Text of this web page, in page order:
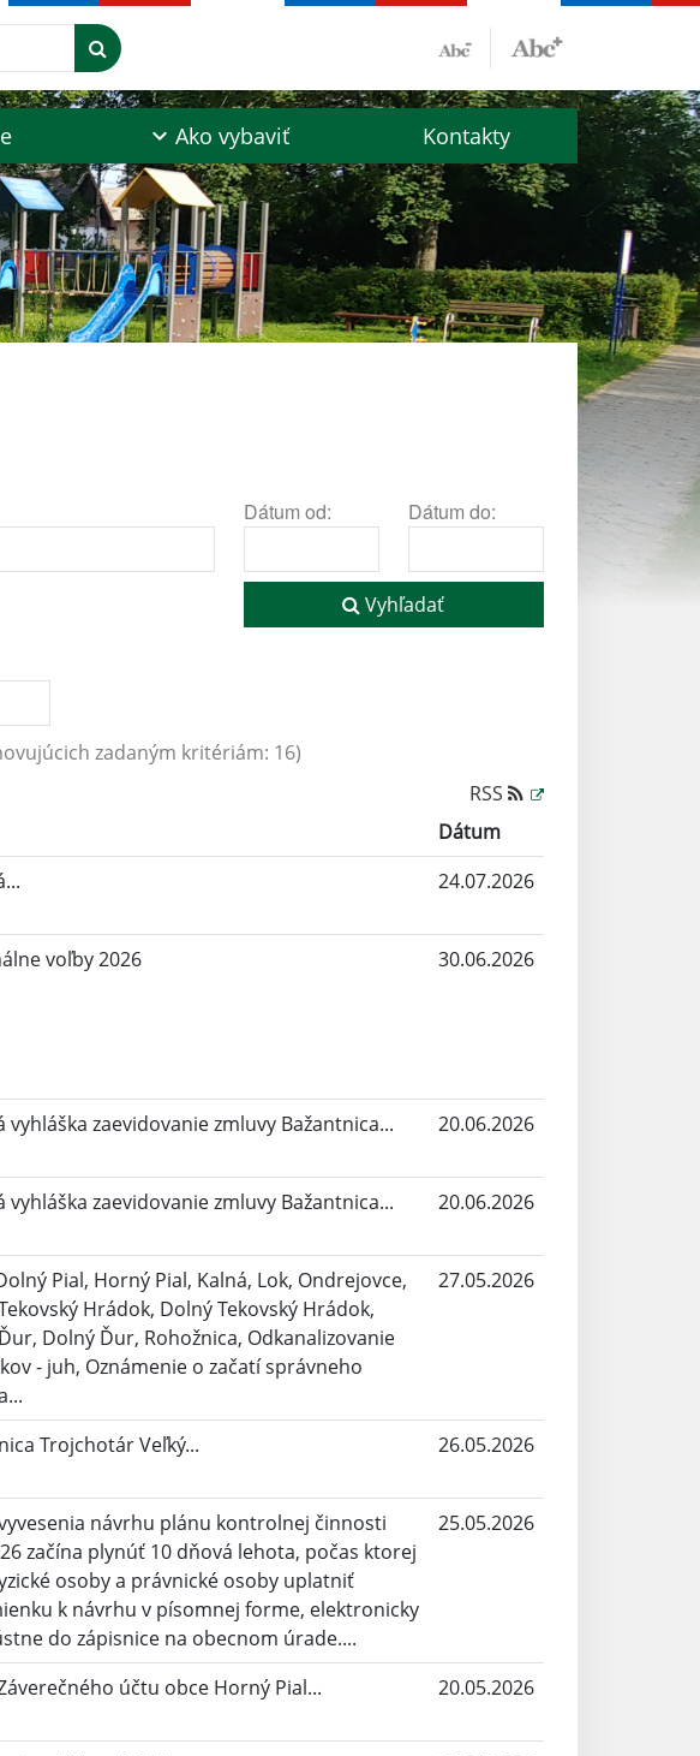
Ako vybaviť Kontakty
Dátum od: Dátum do:
Vyhľadať
zadaným kritériám: 16)
RSS
Dátum
24.07.2026
voľby 2026 30.06.2026
vyhláška zaevidovanie zmluvy Bažantnica... 20.06.2026
vyhláška zaevidovanie zmluvy Bažantnica... 20.06.2026
Pial, Horný Pial, Kalná, Lok, Ondrejovce,
Hrádok, Dolný Tekovský Hrádok,
Dolný Ďur, Rohožnica, Odkanalizovanie
- juh, Oznámenie o začatí správneho
27.05.2026
Trojchotár Veľký... 26.05.2026
návrhu plánu kontrolnej činnosti
začína plynúť 10 dňová lehota, počas ktorej
osoby a právnické osoby uplatniť
k návrhu v písomnej forme, elektronicky
do zápisnice na obecnom úrade....
25.05.2026
účtu obce Horný Pial... 20.05.2026